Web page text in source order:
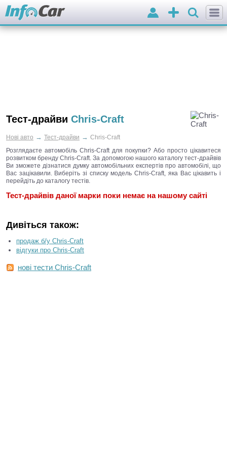
Додати
оголошення
Вхід
Тест-драйви Chris-Craft
Нові авто → Тест-драйви → Chris-Craft
Розглядаєте автомобіль Chris-Craft для покупки? Або просто цікавитеся
розвитком бренду Chris-Craft. За допомогою нашого каталогу тест-драйвів
Ви зможете дізнатися думку автомобільних експертів про автомобілі, що
Вас зацікавили. Виберіть зі списку модель Chris-Craft, яка Вас цікавить і
перейдіть до каталогу тестів.
Тест-драйвів даної марки поки немає на нашому сайті
Дивіться також:
продаж б/у Chris-Craft
відгуки про Chris-Craft
нові тести Chris-Craft